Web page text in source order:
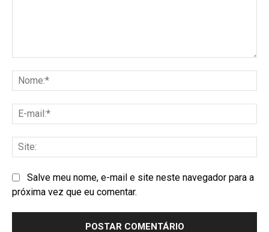
Salve meu nome, e-mail e site neste navegador para a
próxima vez que eu comentar.